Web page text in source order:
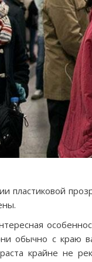
пластиковой
обычно с краю
крайне не